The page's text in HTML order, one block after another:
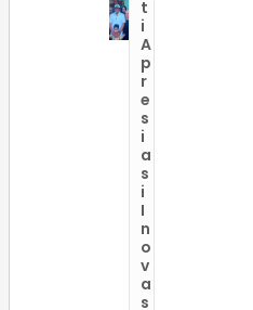
t
i
A
p
r
e
s
i
a
s
i
I
n
o
v
a
s